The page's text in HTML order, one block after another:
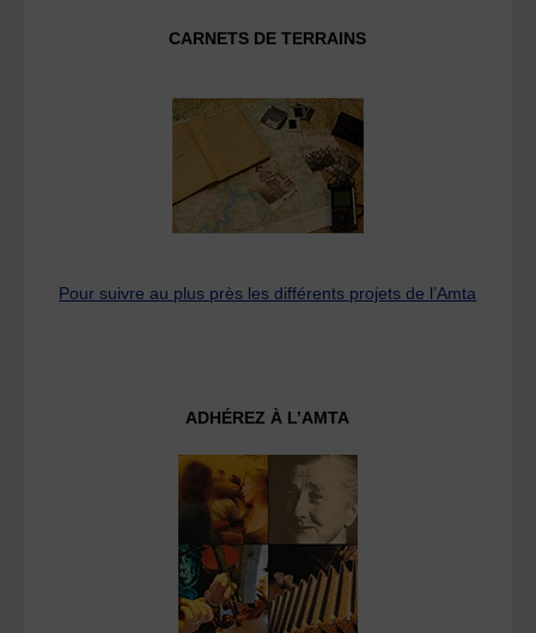
CARNETS DE TERRAINS
Pour suivre au plus près les différents projets de l’Amta
ADHÉREZ À L’AMTA